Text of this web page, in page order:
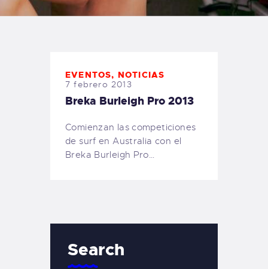
TIENDA FAMILY SURFERS
EVENTOS, NOTICIAS
7 febrero 2013
Breka Burleigh Pro 2013
Comienzan las competiciones
de surf en Australia con el
Breka Burleigh Pro…
Search